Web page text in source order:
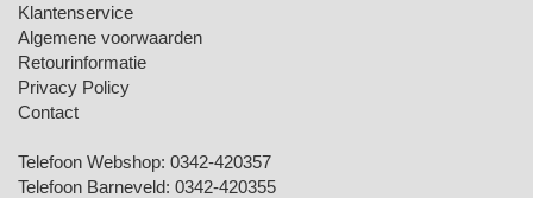
Klantenservice
Algemene voorwaarden
Retourinformatie
Privacy Policy
Contact
Telefoon Webshop: 0342-420357
Telefoon Barneveld: 0342-420355